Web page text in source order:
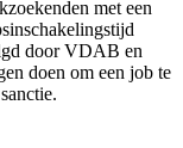
met een
door VDAB en
doen om een job te